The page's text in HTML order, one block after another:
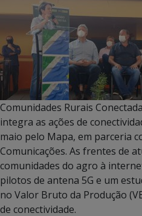
Comunidades Rurais
integra as ações de
maio pelo Mapa, em parceria
Comunicações. As frentes de
comunidades do agro à
pilotos de antena 5G e um
no Valor Bruto da Produção
de conectividade.